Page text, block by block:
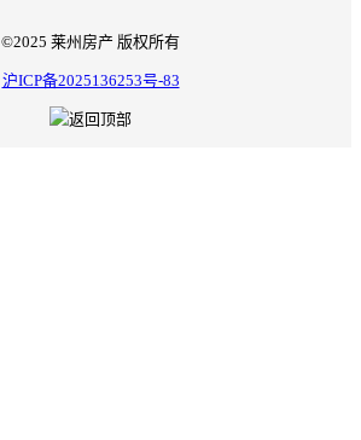
©2025 莱州房产 版权所有
沪ICP备2025136253号-83